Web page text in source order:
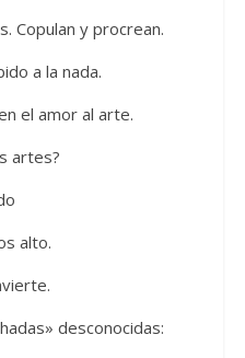
Copulan y procrean.
a la nada.
el amor al arte.
artes?
alto.
desconocidas: